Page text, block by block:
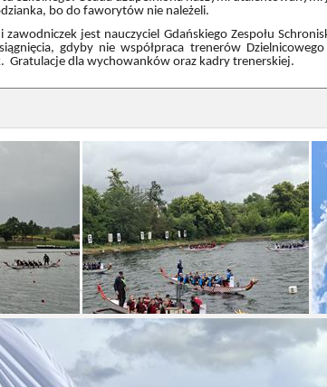
bo do faworytów nie należeli.
jest nauczyciel Gdańskiego Zespołu
gdyby nie współpraca trenerów
Gratulacje dla wychowanków oraz kadry trenerskiej.